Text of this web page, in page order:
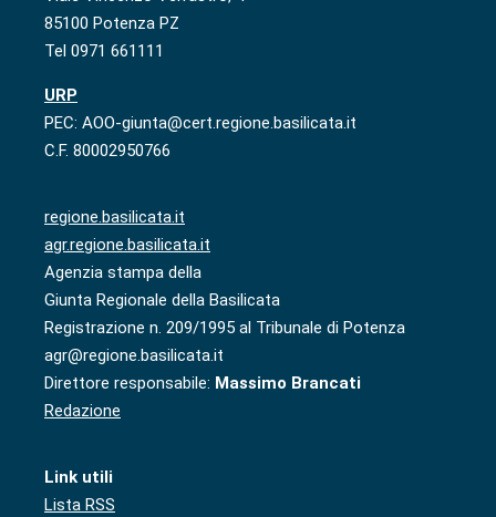
85100 Potenza PZ
Tel 0971 661111
URP
PEC: AOO-giunta@cert.regione.basilicata.it
C.F. 80002950766
regione.basilicata.it
agr.regione.basilicata.it
Agenzia stampa della
Giunta Regionale della Basilicata
Registrazione n. 209/1995 al Tribunale di Potenza
agr@regione.basilicata.it
Direttore responsabile: Massimo Brancati
Redazione
Link utili
Lista RSS